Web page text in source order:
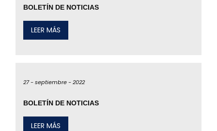
BOLETÍN DE NOTICIAS
LEER MÁS
27 -septiembre -2022
BOLETÍN DE NOTICIAS
LEER MÁS